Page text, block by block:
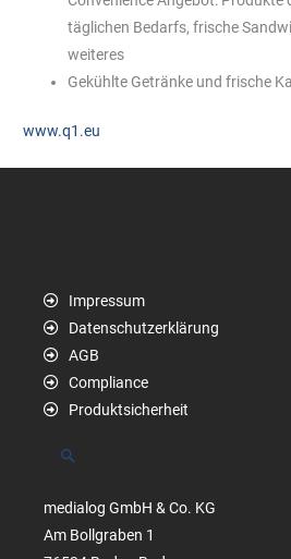
täglichen Bedarfs, frische
weiteres
Gekühlte Getränke und frische
www.q1.eu
Impressum
Datenschutzerklärung
AGB
Compliance
Produktsicherheit
Suchen
medialog GmbH & Co. KG
Am Bollgraben 1